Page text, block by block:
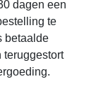
dagen een
te
betaalde
teruggestort